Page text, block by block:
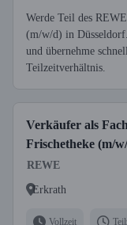
Werde Teil des
(m/w/d) in
und übernehme
Teilzeitverhältnis.
Verkäufer als
Frischetheke (m/
REWE
Erkrath
Vollzeit